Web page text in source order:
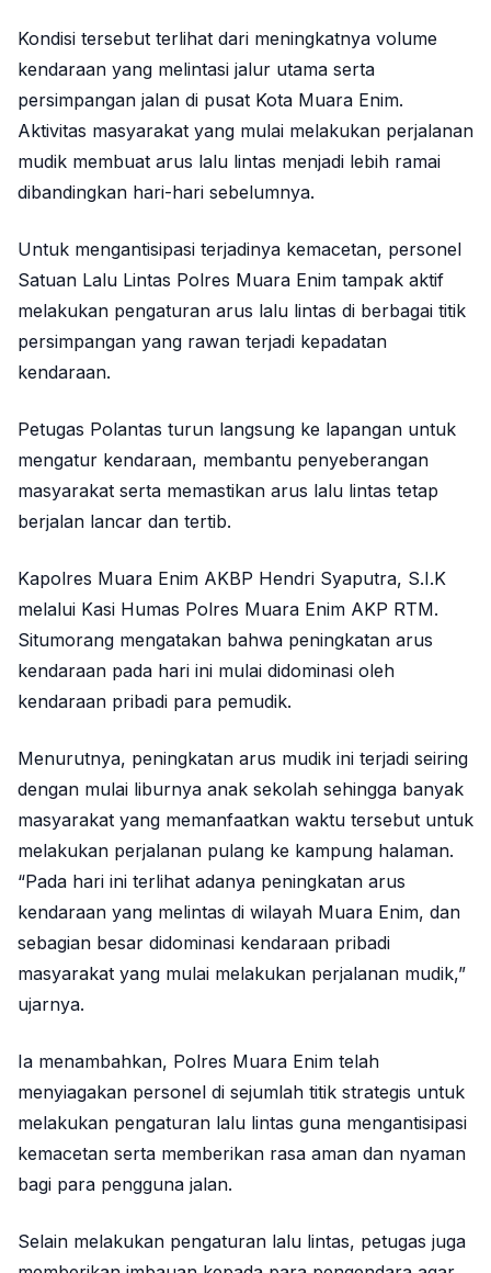
Kondisi tersebut terlihat dari meningkatnya volume
kendaraan yang melintasi jalur utama serta
persimpangan jalan di pusat Kota Muara Enim.
Aktivitas masyarakat yang mulai melakukan perjalanan
mudik membuat arus lalu lintas menjadi lebih ramai
dibandingkan hari-hari sebelumnya.
Untuk mengantisipasi terjadinya kemacetan, personel
Satuan Lalu Lintas Polres Muara Enim tampak aktif
melakukan pengaturan arus lalu lintas di berbagai titik
persimpangan yang rawan terjadi kepadatan
kendaraan.
Petugas Polantas turun langsung ke lapangan untuk
mengatur kendaraan, membantu penyeberangan
masyarakat serta memastikan arus lalu lintas tetap
berjalan lancar dan tertib.
Kapolres Muara Enim AKBP Hendri Syaputra, S.I.K
melalui Kasi Humas Polres Muara Enim AKP RTM.
Situmorang mengatakan bahwa peningkatan arus
kendaraan pada hari ini mulai didominasi oleh
kendaraan pribadi para pemudik.
Menurutnya, peningkatan arus mudik ini terjadi seiring
dengan mulai liburnya anak sekolah sehingga banyak
masyarakat yang memanfaatkan waktu tersebut untuk
melakukan perjalanan pulang ke kampung halaman.
“Pada hari ini terlihat adanya peningkatan arus
kendaraan yang melintas di wilayah Muara Enim, dan
sebagian besar didominasi kendaraan pribadi
masyarakat yang mulai melakukan perjalanan mudik,”
ujarnya.
Ia menambahkan, Polres Muara Enim telah
menyiagakan personel di sejumlah titik strategis untuk
melakukan pengaturan lalu lintas guna mengantisipasi
kemacetan serta memberikan rasa aman dan nyaman
bagi para pengguna jalan.
Selain melakukan pengaturan lalu lintas, petugas juga